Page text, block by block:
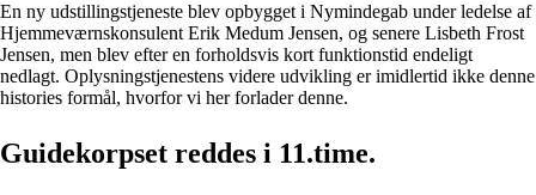
En ny udstillingstjeneste blev opbygget i Nymindegab under ledelse af
Hjemmeværnskonsulent Erik Medum Jensen, og senere Lisbeth Frost
Jensen, men blev efter en forholdsvis kort funktionstid endeligt
nedlagt. Oplysningstjenestens videre udvikling er imidlertid ikke denne
histories formål, hvorfor vi her forlader denne.
Guidekorpset reddes i 11.time.